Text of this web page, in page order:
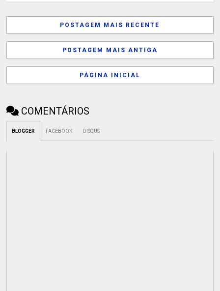
POSTAGEM MAIS RECENTE
POSTAGEM MAIS ANTIGA
PÁGINA INICIAL
COMENTÁRIOS
BLOGGER FACEBOOK DISQUS